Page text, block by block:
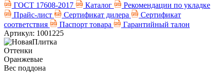
ГОСТ 17608-2017
Каталог
Рекомендации по укладке
Прайс-лист
Сертификат дилера
Сертификат
соответствия
Паспорт товара
Гарантийный талон
Артикул: 1001225
Оттенки
Оранжевые
Вес поддона